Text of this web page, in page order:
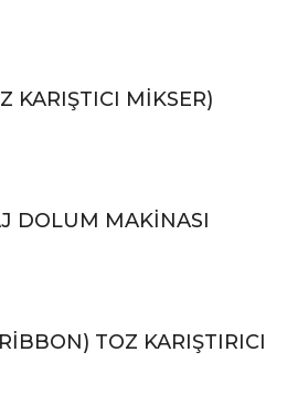
KARIŞTICI MIKSER)
DOLUM MAKINASI
TOZ KARIŞTIRICI